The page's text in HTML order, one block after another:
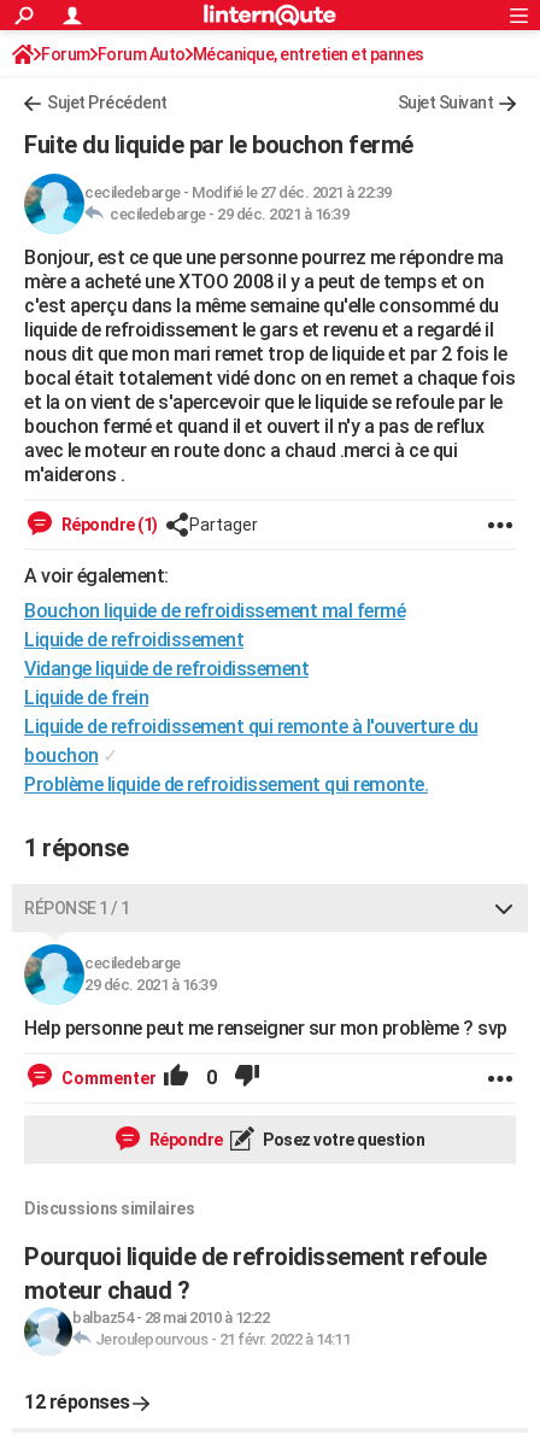
ACTUALITÉS
Politique
Société
Faits Divers
Education
Monde
Villes
+
FINANCE
Retraite
Impôts
Epargne
Immobilier
Risques naturels par ville
Banque
Assurance
Crédit
AUTO
Essais
Réserver un essai
Citadines
Berlines
SUV
Forum auto
+HIGH-TECH
Mobiles
Meilleur smartphone
Internet
Ordinateurs
Jeux vidéo
Guide high-tech
+BRICOLAGE
Forum
Aménagement intérieur
Extérieur
Cuisine
Salle de bains
Jardinage
Rangement
WEEK-END
Guides de France
Escapades
Patrimoine
Expositions
Musées
Week-end nature
+LIFESTYLE
Art de vivre
Bien-être
Loisirs
ModeModes de vie
SANTE
Alimentation
Guide de la santé
Maladies
Médicaments
Sommeil
VOYAGE
Destinations
City break
Voyage nature
Voyage de noces
Forum
Climat
PHOTO
GUIDES D'ACHAT
BONS PLANS
CARTE DE VOEUX
Carte de Noël
Carte Bonne année
Carte Saint-Valentin
Carte Pâques
Carte d'anniversaire
DICTIONNAIRE
COPAINS D'AVANT
S'inscrire
Se connecter
Lycées
Collèges
Primaires
Universités
Entreprises
Service militaire
Avis de recherche
AVIS DE DÉCÈS
FORUM
Bricolage
Lifestyle
Culture
Sport
Auto
Television
Voyage
Cinema
Rechercher
S'inscrire
Connexion
Forum Forum Auto Mécanique, entretien et pannes
Sujet Précédent Sujet Suivant
Fuite du liquide par le bouchon fermé
ceciledebarge- Modifié le 27 déc. 2021 à 22:39
ceciledebarge - 29 déc. 2021 à 16:39
Bonjour, est ce que une personne pourrez me répondre ma
mère a acheté une XTOO 2008 il y a peut de temps et on
c'est aperçu dans la même semaine qu'elle consommé du
liquide de refroidissement le gars et revenu et a regardé il
nous dit que mon mari remet trop de liquide et par 2 fois le
bocal était totalement vidé donc on en remet a chaque fois
et la on vient de s'apercevoir que le liquide se refoule par le
bouchon fermé et quand il et ouvert il n'y a pas de reflux
avec le moteur en route donc a chaud .merci à ce qui
m'aiderons .
Répondre (1) Partager
A voir également:
Bouchon liquide de refroidissement mal fermé
Liquide de refroidissement
Vidange liquide de refroidissement
Liquide de frein
Liquide de refroidissement qui remonte à l'ouverture du
bouchon ✓
Problème liquide de refroidissement qui remonte.
1 réponse
RÉPONSE 1 / 1
ceciledebarge
29 déc. 2021 à 16:39
Help personne peut me renseigner sur mon problème ? svp
Commenter 0
Répondre Posez votre question
Discussions similaires
Pourquoi liquide de refroidissement refoule
moteur chaud ?
balbaz54- 28 mai 2010 à 12:22
Jeroulepourvous- 21 févr. 2022 à 14:11
12 réponses